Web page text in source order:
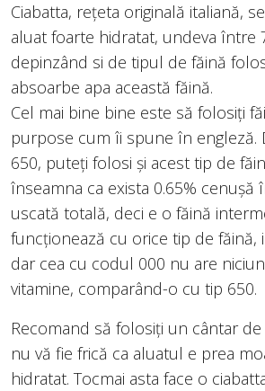
Ciabatta, rețeta originală italiană,
aluat foarte hidratat, undeva între
depinzând si de tipul de făină
absoarbe apa această făină.
Cel mai bine bine este să folosiți
purpose cum îi spune în engleză.
650, puteți folosi și acest tip de
înseamna ca exista 0.65% cenușă
uscată totală, deci e o făină
funcționează cu orice tip de făină,
dar cea cu codul 000 nu are
vitamine, comparând-o cu tip 650.
Recomand să folosiți un cântar
nu vă fie frică ca aluatul e prea
hidratat. Tocmai asta face o